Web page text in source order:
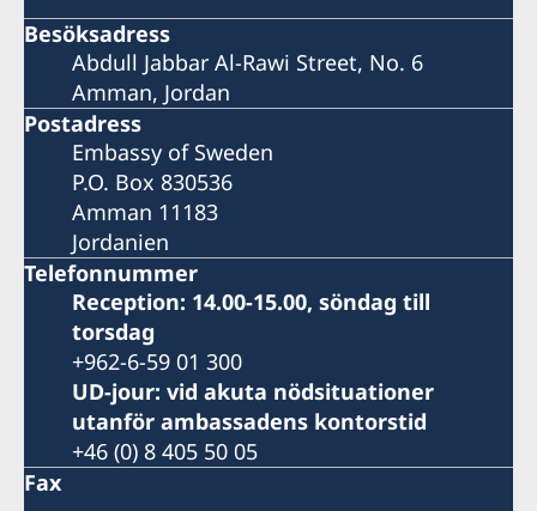
Besöksadress
Abdull Jabbar Al-Rawi Street, No. 6
Amman, Jordan
Postadress
Embassy of Sweden
P.O. Box 830536
Amman 11183
Jordanien
Telefonnummer
Reception: 14.00-15.00, söndag till
torsdag
+962-6-59 01 300
UD-jour: vid akuta nödsituationer
utanför ambassadens kontorstid
+46 (0) 8 405 50 05
Fax